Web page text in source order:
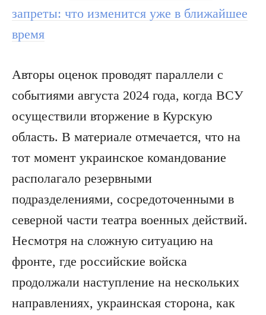
запреты: что изменится уже в ближайшее
время
Авторы оценок проводят параллели с
событиями августа 2024 года, когда ВСУ
осуществили вторжение в Курскую
область. В материале отмечается, что на
тот момент украинское командование
располагало резервными
подразделениями, сосредоточенными в
северной части театра военных действий.
Несмотря на сложную ситуацию на
фронте, где российские войска
продолжали наступление на нескольких
направлениях, украинская сторона, как